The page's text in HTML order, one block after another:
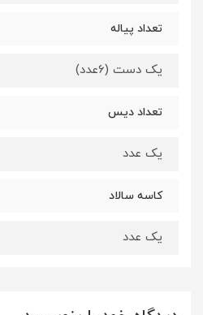
تعداد پیاله
یک دست (6عدد)
تعداد دیس
یک عدد
کاسه سالاد
یک عدد